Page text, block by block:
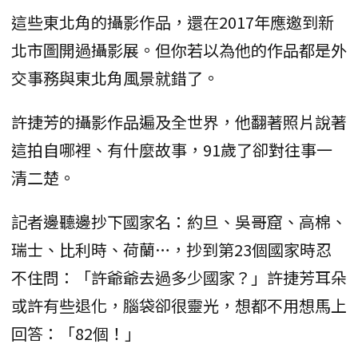
這些東北角的攝影作品，還在2017年應邀到新
北市圖開過攝影展。但你若以為他的作品都是外
交事務與東北角風景就錯了。
許捷芳的攝影作品遍及全世界，他翻著照片說著
這拍自哪裡、有什麼故事，91歲了卻對往事一
清二楚。
記者邊聽邊抄下國家名：約旦、吳哥窟、高棉、
瑞士、比利時、荷蘭…，抄到第23個國家時忍
不住問：「許爺爺去過多少國家？」許捷芳耳朵
或許有些退化，腦袋卻很靈光，想都不用想馬上
回答：「82個！」